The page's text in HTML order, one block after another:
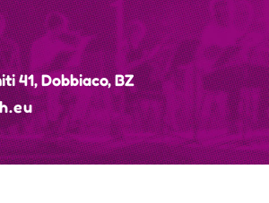
41, Dobbiaco, BZ